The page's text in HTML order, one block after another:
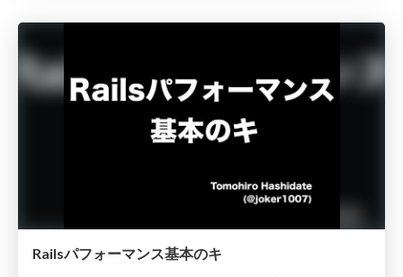
Railsパフォーマンス基本のキ